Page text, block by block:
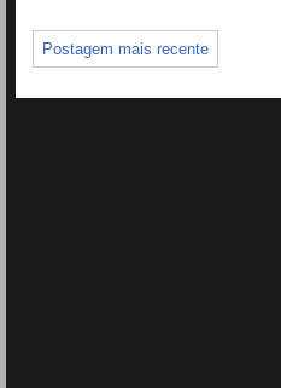
Postagem mais recente